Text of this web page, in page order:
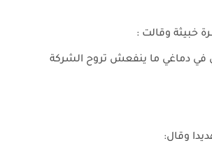
خبيثة وقالت :
في دماغي ما ينفعش تروح الشركة
وقال: